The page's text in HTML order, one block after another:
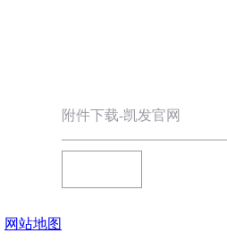
附件下载-凯发官网
网站地图